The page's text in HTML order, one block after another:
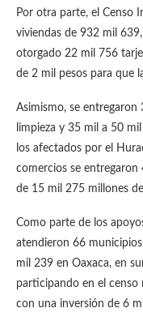
Por otra parte, el Censo
viviendas de 932 mil
otorgado 22 mil 756
de 2 mil pesos para que
Asimismo, se
limpieza y 35 mil a 50
los afectados por el
comercios se entregaron
de 15 mil 275 millones
Como parte de los
atendieron 66
mil 239 en Oaxaca, en
participando en el censo
con una inversión de 6